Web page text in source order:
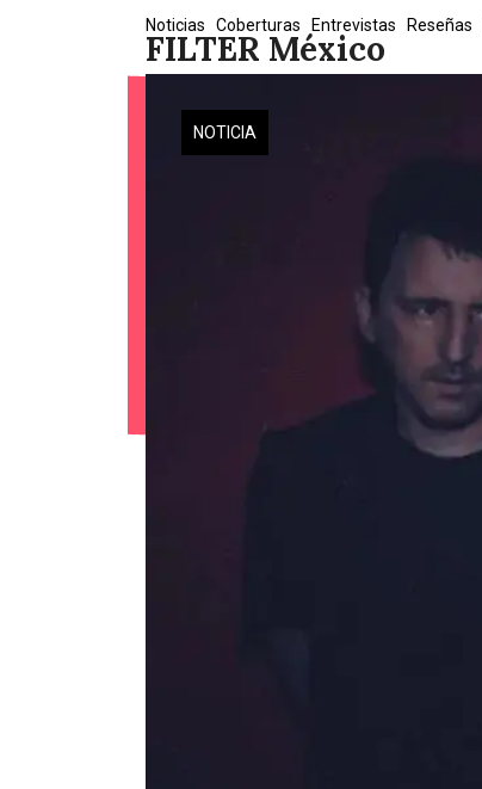
FILTER México
Noticias Coberturas Entrevistas Reseñas
NOTICIA